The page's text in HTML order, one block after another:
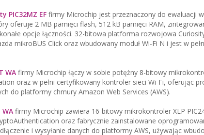
PIC32MZ EF firmy Microchip jest przeznaczony do ewaluacji
oferuje 2 MB pamięci flash, 512 kB pamięci RAM,
opcje łączności. 32-bitowa platforma rozwojowa
mikroBUS Click oraz wbudowany moduł Wi-Fi N i jest w
WA firmy Microchip łączy w sobie potężny 8-bitowy
oraz w pełni certyfikowany kontroler sieci Wi-Fi, oferując
do platformy chmury Amazon Web Services (AWS).
WA firmy Microchip zawiera 16-bitowy mikrokontroler XLP
oraz fabrycznie zainstalowane
i wysyłanie danych do platformy AWS, używając